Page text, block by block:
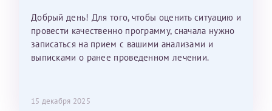
Добрый день! Для того, чтобы оценить ситуацию и
провести качественно программу, сначала нужно
записаться на прием с вашими анализами и
выписками о ранее проведенном лечении.
15 декабря 2025